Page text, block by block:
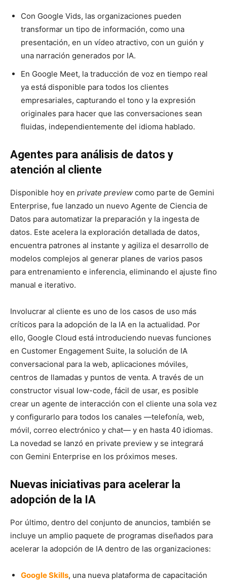
Con Google Vids, las organizaciones pueden
transformar un tipo de información, como una
presentación, en un vídeo atractivo, con un guión y
una narración generados por IA.
En Google Meet, la traducción de voz en tiempo real
ya está disponible para todos los clientes
empresariales, capturando el tono y la expresión
originales para hacer que las conversaciones sean
fluidas, independientemente del idioma hablado.
Agentes para análisis de datos y
atención al cliente
Disponible hoy en private preview como parte de Gemini
Enterprise, fue lanzado un nuevo Agente de Ciencia de
Datos para automatizar la preparación y la ingesta de
datos. Este acelera la exploración detallada de datos,
encuentra patrones al instante y agiliza el desarrollo de
modelos complejos al generar planes de varios pasos
para entrenamiento e inferencia, eliminando el ajuste fino
manual e iterativo.
Involucrar al cliente es uno de los casos de uso más
críticos para la adopción de la IA en la actualidad. Por
ello, Google Cloud está introduciendo nuevas funciones
en Customer Engagement Suite, la solución de IA
conversacional para la web, aplicaciones móviles,
centros de llamadas y puntos de venta. A través de un
constructor visual low-code, fácil de usar, es posible
crear un agente de interacción con el cliente una sola vez
y configurarlo para todos los canales —telefonía, web,
móvil, correo electrónico y chat— y en hasta 40 idiomas.
La novedad se lanzó en private preview y se integrará
con Gemini Enterprise en los próximos meses.
Nuevas iniciativas para acelerar la
adopción de la IA
Por último, dentro del conjunto de anuncios, también se
incluye un amplio paquete de programas diseñados para
acelerar la adopción de IA dentro de las organizaciones:
Google Skills, una nueva plataforma de capacitación